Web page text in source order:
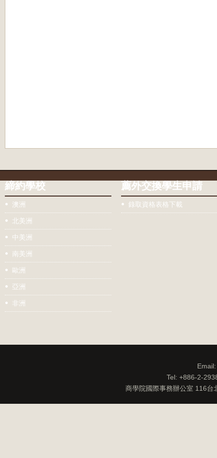
締約學校
澳洲
北美洲
中美洲
南美洲
歐洲
亞洲
非洲
薦外交換學生申請
錄取資格表格下載
Tel: +886-2-
商學院國際事務辦公室 116台